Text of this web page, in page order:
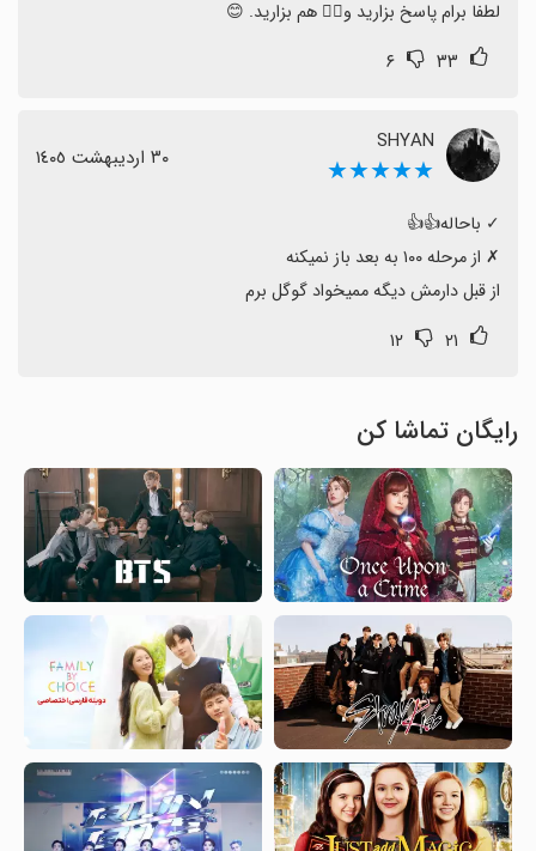
لطفا برام پاسخ بزارید و👍🏻 هم بزارید. 😊
۳۳ ۶
SHYAN
★★★★★ ٣٠ اردیبهشت ١٤٠٥
از قبل دارمش دیگه ممیخواد گوگل برم
۲۱ ۱۲
رایگان تماشا کن